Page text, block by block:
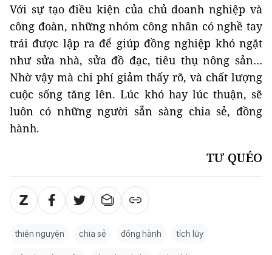
Với sự tạo điều kiện của chủ doanh nghiệp và
công đoàn, những nhóm công nhân có nghề tay
trái được lập ra để giúp đồng nghiệp khó ngặt
như sửa nhà, sửa đồ đạc, tiêu thụ nông sản…
Nhờ vậy mà chi phí giảm thấy rõ, và chất lượng
cuộc sống tăng lên. Lúc khó hay lúc thuận, sẽ
luôn có những người sẵn sàng chia sẻ, đồng
hành.
TƯ QUÉO
thiện nguyện chia sẻ đồng hành tích lũy